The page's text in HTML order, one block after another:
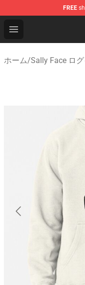
FREE
Open menu
Sally Face Store
ホーム/Sally Face ロ